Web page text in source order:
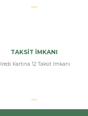
TAKSİT İMKANI
Kartına 12 Taksit İmkanı